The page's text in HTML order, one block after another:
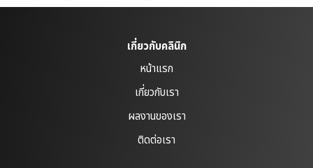
เกี่ยวกับคลินิก
หน้าแรก
เกี่ยวกับเรา
ผลงานของเรา
ติดต่อเรา